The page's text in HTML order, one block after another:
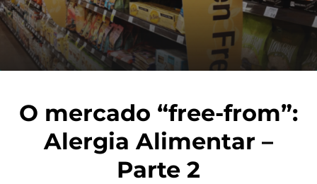
O mercado “free-from”:
Alergia Alimentar –
Parte 2